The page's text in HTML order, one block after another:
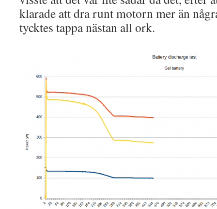
klarade att dra runt motorn mer än
tycktes tappa nästan all ork.